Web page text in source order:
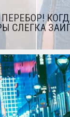
СЛЕГКА